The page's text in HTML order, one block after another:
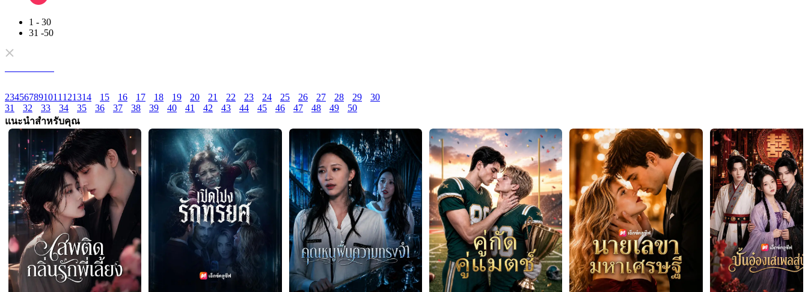
1 - 30
31 -50
234567891011 121314 15 16 17 18 19 20 21 22 23 24 25 26 27 28 29
30
31
32 33 34 35 36 37 38 39 40 41 42 43 44 45 46 47 48 49 50
แนะนำสำหรับคุณ